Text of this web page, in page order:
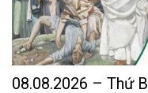
08.08.2026 – Thứ